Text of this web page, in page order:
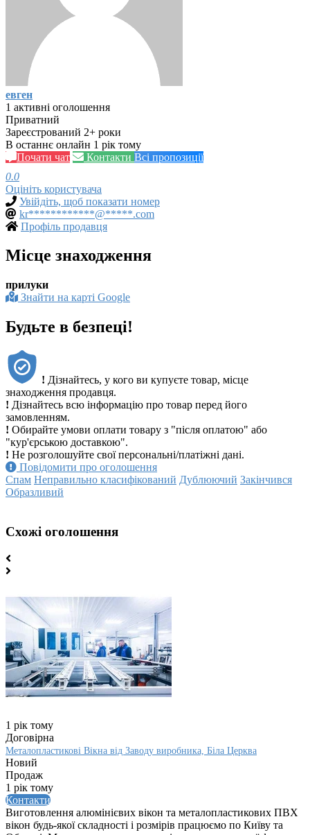
евген
1 активні оголошення
Приватний
Зареєстрований 2+ роки
В останнє онлайн 1 рік тому
Почати чат
Контакти Всі пропозиції
0.0
Оцініть користувача
Увійдіть, щоб показати номер
kr************@*****.com
Профіль продавця
Місце знаходження
прилуки
Знайти на карті Google
Будьте в безпеці!
! Дізнайтесь, у кого ви купуєте товар, місце
знаходження продавця.
! Дізнайтесь всю інформацію про товар перед його
замовленням.
! Обирайте умови оплати товару з "після оплатою" або
"кур'єрською доставкою".
! Не розголошуйте свої персональні/платіжні дані.
Повідомити про оголошення
Спам Неправильно класифікований Дублюючий Закінчився
Образливий
Схожі оголошення
1 рік тому
Договірна
Металопластикові Вікна від Заводу виробника, Біла Церква
Новий
Продаж
1 рік тому
Контакти
Виготовлення алюмінієвих вікон та металопластикових ПВХ
вікон будь-якої складності і розмірів працюємо по Київу та